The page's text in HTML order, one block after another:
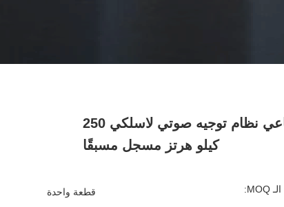
تفسير اصطناعي نظام توجيه صوتي لاسلكي 250
كيلو هرتز مسجل مسبقًا
الـ MOQ: قطعة واحدة